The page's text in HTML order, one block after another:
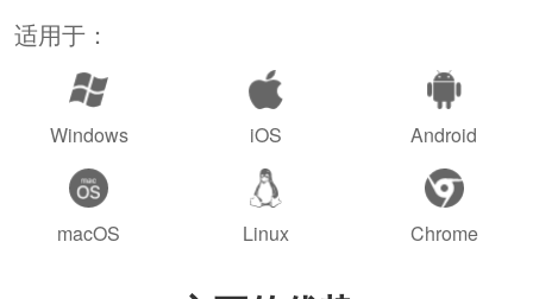
适用于：
Windows iOS Android
macOS Linux Chrome